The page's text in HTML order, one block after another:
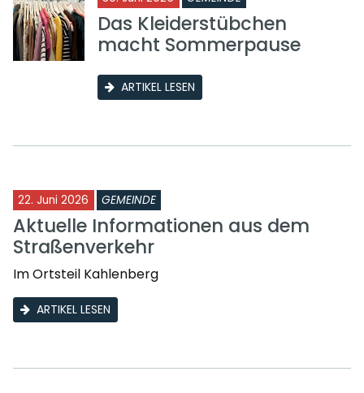
Das Kleiderstübchen
macht Sommerpause
ARTIKEL LESEN
22. Juni 2026 GEMEINDE
Aktuelle Informationen aus dem
Straßenverkehr
Im Ortsteil Kahlenberg
ARTIKEL LESEN